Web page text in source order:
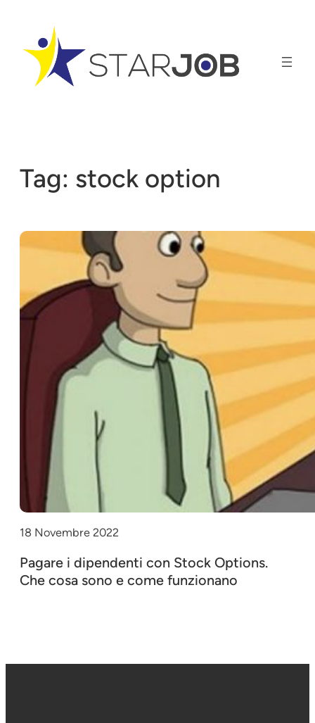
contenuto
Tag: stock option
18 Novembre 2022
Pagare i dipendenti con Stock Options.
Che cosa sono e come funzionano